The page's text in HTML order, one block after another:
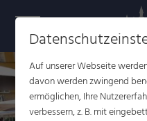
Auf unserer Webseite
davon werden zwingend
ermöglichen, Ihre
verbessern, z. B. mit